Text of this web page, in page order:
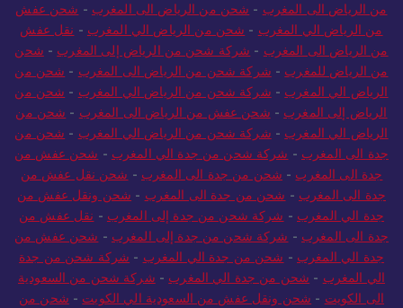
من الرياض الى المغرب - شحن من الرياض الى المغرب - شحن عفش
من الرياض الي المغرب - شحن من الرياض الي المغرب - نقل عفش
من الرياض الى المغرب - شركة شحن من الرياض إلى المغرب - شحن
من الرياض للمغرب - شركة شحن من الرياض الى المغرب - شحن من
الرياض الي المغرب - شركة شحن من الرياض الي المغرب - شحن من
الرياض إلى المغرب - شحن عفش من الرياض الى المغرب - شحن من
الرياض الي المغرب - شركة شحن من الرياض الي المغرب - شحن من
جدة الى المغرب - شركة شحن من جدة الي المغرب - شحن عفش من
جدة الى المغرب - شحن من جدة الى المغرب - شحن نقل عفش من
جدة الى المغرب - شحن من جدة الى المغرب - شحن ونقل عفش من
جدة الي المغرب - شركة شحن من جدة إلى المغرب - نقل عفش من
جدة الى المغرب - شركة شحن من جدة إلى المغرب - شحن عفش من
جدة الي المغرب - شحن من جدة الي المغرب - شركة شحن من جدة
الي المغرب - شحن من جدة الي المغرب - شركة شحن من السعودية
الى الكويت - شحن ونقل عفش من السعودية الي الكويت - شحن من